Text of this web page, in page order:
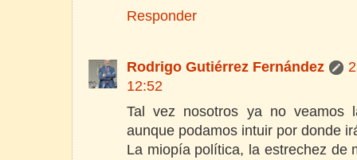
Responder
Rodrigo Gutiérrez Fernández
12:52
Tal vez nosotros ya no veamos
aunque podamos intuir por donde
La miopía política, la estrechez de